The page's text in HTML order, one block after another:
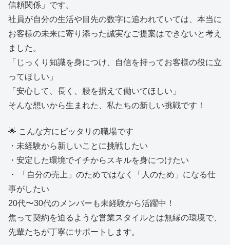
信頼関係」です。
社員が自分の生活や目先の数字に追われていては、本当に
お客様の未来に寄り添った誠実なご提案はできないと考え
ました。
「じっくり知識を身につけ、自信を持ってお客様の役に立
ってほしい」
「安心して、長く、腰を据えて働いてほしい」
そんな想いから生まれた、私たちの新しい挑戦です！
🌟 こんな方にピッタリの職場です
・未経験から新しいことに挑戦したい
・安定した環境でイチからスキルを身につけたい
・ 「自分の売上」のためではなく「人のため」になる仕
事がしたい
20代〜30代のメンバーも未経験から活躍中！
焦って契約を迫るような営業スタイルとは無縁の環境で、
先輩たちが丁寧にサポートします。